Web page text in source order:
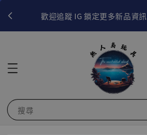
歡迎追蹤 IG 鎖定更多新品資訊
搜尋